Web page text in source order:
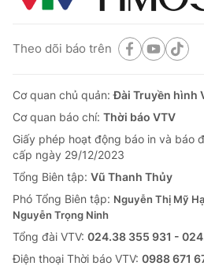
Theo dõi báo trên
Cơ quan chủ quản:Đài Truyền hình
Cơ quan báo chí: Thời báo VTV
Giấy phép hoạt động báo in và báo
cấp ngày 29/12/2023
Tổng Biên tập: Vũ Thanh Thủy
Phó Tổng Biên tập: Nguyễn Thị Mỹ
Nguyễn Trọng Ninh
Tổng đài VTV: 024.38 355 931 -
Ðiện thoại Thời báo VTV: 0988 671